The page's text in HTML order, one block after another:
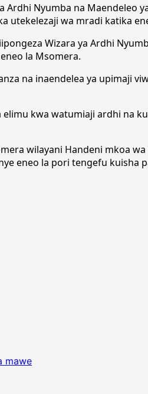
Nyumba na Maendeleo
utekelezaji wa mradi katika
Wizara ya Ardhi
la Msomera.
na inaendelea ya upimaji
kwa watumiaji ardhi na
wilayani Handeni mkoa
eneo la pori tengefu kuisha
mawe